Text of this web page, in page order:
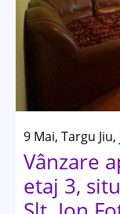
9 Mai, Targu
Vânzare
etaj 3,